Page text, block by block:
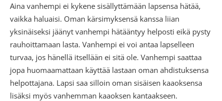
Aina vanhempi ei kykene sisällyttämään lapsensa hätää,
vaikka haluaisi. Oman kärsimyksensä kanssa liian
yksinäiseksi jäänyt vanhempi hätääntyy helposti eikä pysty
rauhoittamaan lasta. Vanhempi ei voi antaa lapselleen
turvaa, jos hänellä itsellään ei sitä ole. Vanhempi saattaa
jopa huomaamattaan käyttää lastaan oman ahdistuksensa
helpottajana. Lapsi saa silloin oman sisäisen kaaoksensa
lisäksi myös vanhemman kaaoksen kantaakseen.